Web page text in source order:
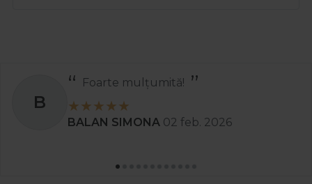
B
Foarte mulțumită!
BALAN SIMONA 02 feb. 2026